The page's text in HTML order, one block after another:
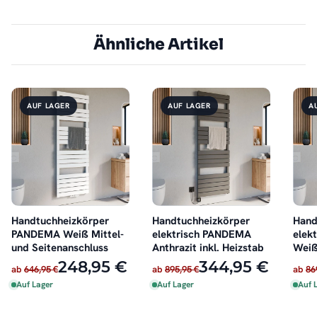
Ähnliche Artikel
AUF LAGER
Handtuchheizkörper
PANDEMA Weiß Mittel-
und Seitenanschluss
ab 646,95 €248,95 €
Auf Lager
AUF LAGER
Handtuchheizkörper
elektrisch PANDEMA
Anthrazit inkl. Heizstab
ab 895,95 €344,95 €
Auf Lager
ab
Auf